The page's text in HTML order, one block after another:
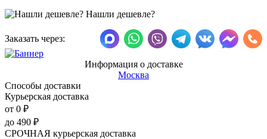
Нашли дешевле?
Заказать через:
Информация о доставке
Москва
Способы доставки
Курьерская доставка
от 0 ₽
до 490 ₽
СРОЧНАЯ курьерская доставка